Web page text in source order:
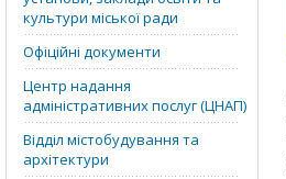
культури міської ради
Офіційні документи
Центр надання
адміністративних послуг (ЦНАП)
Відділ містобудування та
архітектури